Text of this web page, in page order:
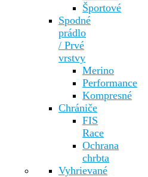
Športové
Spodné
prádlo
/ Prvé
vrstvy
Merino
Performance
Kompresné
Chrániče
FIS
Race
Ochrana
chrbta
Vyhrievané